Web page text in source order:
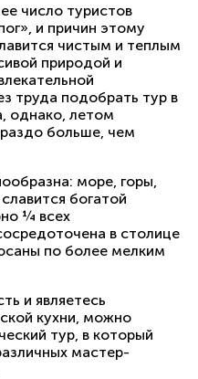
число туристов
и причин этому
чистым и теплым
природой и
труда подобрать тур в
однако, летом
больше, чем
море, горы,
богатой
¼ всех
в столице
по более мелким
и являетесь
кухни, можно
тур, в который
мастер-